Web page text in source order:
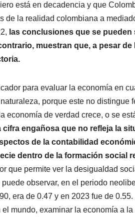
está en decadencia y que
de la realidad colombiana a
las conclusiones que se pueden
muestran que, a pesar de
para evaluar la economía en
porque este no distingue
economía de verdad crece, o se
engañosa que no refleja la
de la contabilidad
dentro de la formación social
que permite ver la desigualdad
observar, en el periodo
era de 0.47 y en 2023 fue de
mundo, examinar la economía a